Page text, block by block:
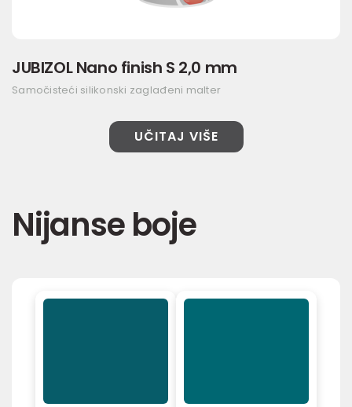
JUBIZOL Nano finish S 2,0 mm
Samočisteći silikonski zaglađeni malter
UČITAJ VIŠE
Nijanse boje